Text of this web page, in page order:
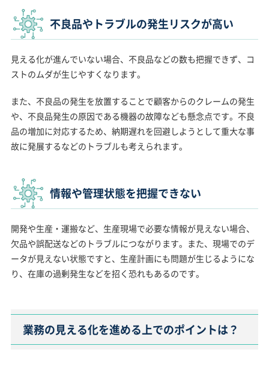
不良品やトラブルの発生リスクが高い
見える化が進んでいない場合、不良品などの数も把握できず、コ
ストのムダが生じやすくなります。
また、不良品の発生を放置することで顧客からのクレームの発生
や、不良品発生の原因である機器の故障なども懸念点です。不良
品の増加に対応するため、納期遅れを回避しようとして重大な事
故に発展するなどのトラブルも考えられます。
情報や管理状態を把握できない
開発や生産・運搬など、生産現場で必要な情報が見えない場合、
欠品や誤配送などのトラブルにつながります。また、現場でのデ
ータが見えない状態ですと、生産計画にも問題が生じるようにな
り、在庫の過剰発生などを招く恐れもあるのです。
業務の見える化を進める上でのポイントは？